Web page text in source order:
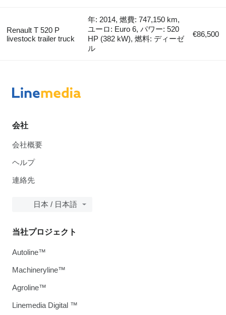
Renault T 520 P
livestock trailer truck
年: 2014, 燃費: 747,150 km,
ユーロ: Euro 6, パワー: 520
HP (382 kW), 燃料: ディーゼ
ル
€86,500
会社
会社概要
ヘルプ
連絡先
日本 / 日本語
当社プロジェクト
Autoline™
Machineryline™
Agroline™
Linemedia Digital ™